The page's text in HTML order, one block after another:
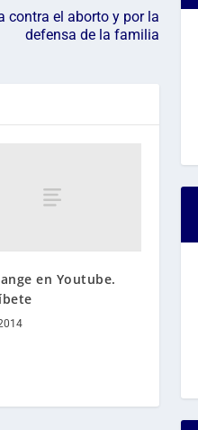
contra el aborto y por la
defensa de la familia
en Youtube.